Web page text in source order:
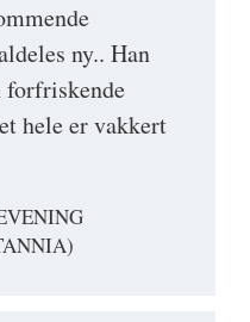
ny.. Han
forfriskende
hele er vakkert